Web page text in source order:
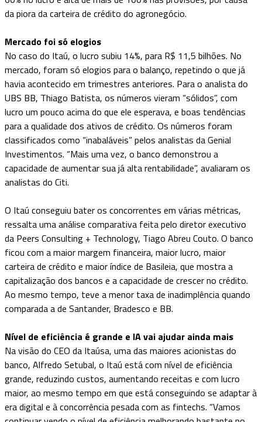
da piora da carteira de crédito do agronegócio.
Mercado foi só elogios
No caso do Itaú, o lucro subiu 14%, para R$ 11,5 bilhões. No
mercado, foram só elogios para o balanço, repetindo o que já
havia acontecido em trimestres anteriores. Para o analista do
UBS BB, Thiago Batista, os números vieram “sólidos”, com
lucro um pouco acima do que ele esperava, e boas tendências
para a qualidade dos ativos de crédito. Os números foram
classificados como “inabaláveis” pelos analistas da Genial
Investimentos. “Mais uma vez, o banco demonstrou a
capacidade de aumentar sua já alta rentabilidade”, avaliaram os
analistas do Citi.
O Itaú conseguiu bater os concorrentes em várias métricas,
ressalta uma análise comparativa feita pelo diretor executivo
da Peers Consulting + Technology, Tiago Abreu Couto. O banco
ficou com a maior margem financeira, maior lucro, maior
carteira de crédito e maior índice de Basileia, que mostra a
capitalização dos bancos e a capacidade de crescer no crédito.
Ao mesmo tempo, teve a menor taxa de inadimplência quando
comparada a de Santander, Bradesco e BB.
Nível de eficiência é grande e IA vai ajudar ainda mais
Na visão do CEO da Itaúsa, uma das maiores acionistas do
banco, Alfredo Setubal, o Itaú está com nível de eficiência
grande, reduzindo custos, aumentando receitas e com lucro
maior, ao mesmo tempo em que está conseguindo se adaptar à
era digital e à concorrência pesada com as fintechs. “Vamos